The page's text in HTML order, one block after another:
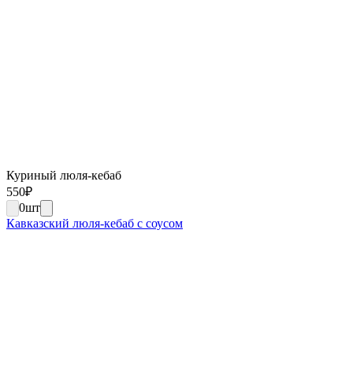
Куриный люля-кебаб
550₽
0шт
Кавказский люля-кебаб с соусом